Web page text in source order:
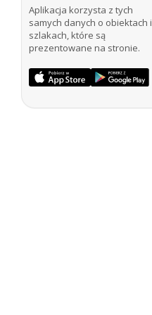
Aplikacja korzysta z tych
samych danych o obiektach i
szlakach, które są
prezentowane na stronie.